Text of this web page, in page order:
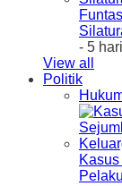
- 5
View all
Politik